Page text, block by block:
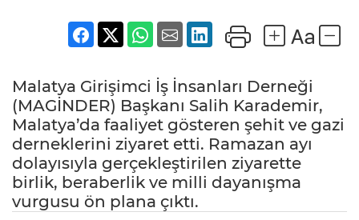
Malatya Girişimci İş İnsanları Derneği
(MAGİNDER) Başkanı Salih Karademir,
Malatya’da faaliyet gösteren şehit ve gazi
derneklerini ziyaret etti. Ramazan ayı
dolayısıyla gerçekleştirilen ziyarette
birlik, beraberlik ve milli dayanışma
vurgusu ön plana çıktı.